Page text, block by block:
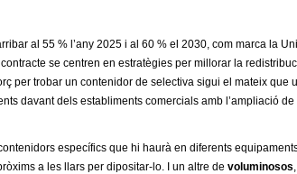
al 55 % l’any 2025 i al 60 % e l 2030, com marca la
se centren en estratègies per millorar la
per trobar un contenidor de selectiva sigui el mateix que
davant dels establiments comercials amb l’ampliació de
específics que hi haurà en diferents
a les llars per dipositar-lo. I un altre de voluminosos